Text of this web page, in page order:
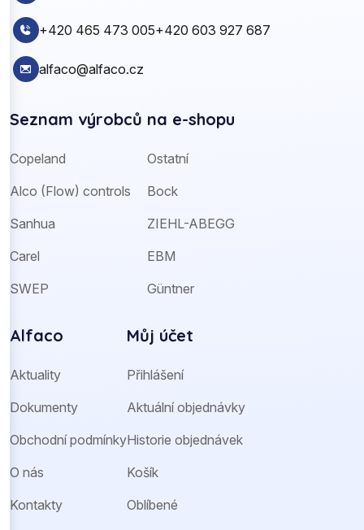
+420 465 473 005+420 603 927 687
alfaco@alfaco.cz
Seznam výrobců na e-shopu
Copeland
Alco (Flow) controls
Sanhua
Carel
SWEP
Ostatní
Bock
ZIEHL-ABEGG
EBM
Güntner
Alfaco
Aktuality
Dokumenty
Obchodní podmínky
O nás
Kontakty
Můj účet
Přihlášení
Aktuální objednávky
Historie objednávek
Košík
Oblíbené